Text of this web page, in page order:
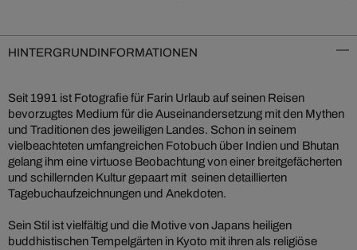
HINTERGRUNDINFORMATIONEN
Seit 1991 ist Fotografie für Farin Urlaub auf seinen Reisen
bevorzugtes Medium für die Auseinandersetzung mit den Mythen
und Traditionen des jeweiligen Landes. Schon in seinem
vielbeachteten umfangreichen Fotobuch über Indien und Bhutan
gelang ihm eine virtuose Beobachtung von einer breitgefächerten
und schillernden Kultur gepaart mit seinen detaillierten
Tagebuchaufzeichnungen und Anekdoten.
Sein Stil ist vielfältig und die Motive von Japans heiligen
buddhistischen Tempelgärten in Kyoto mit ihren als religiöse